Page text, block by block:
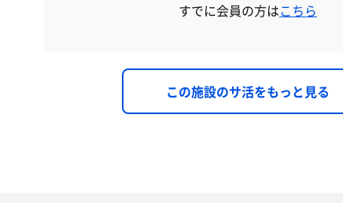
すでに会員の方はこちら
この施設のサ活をもっと見る